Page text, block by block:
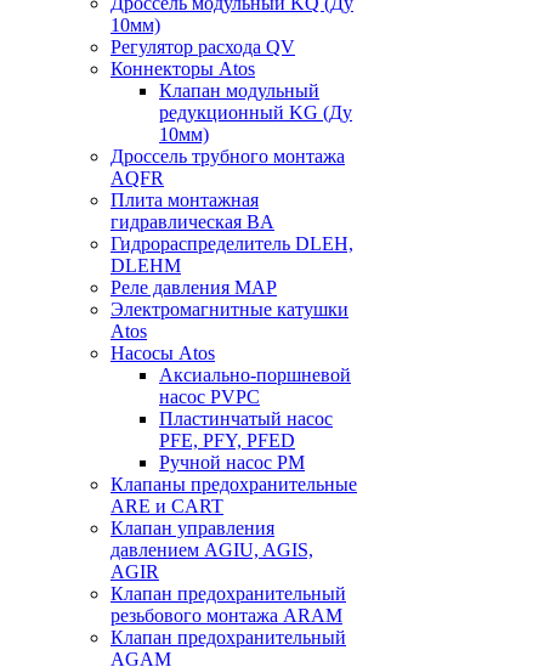
10мм)
Регулятор расхода QV
Коннекторы Atos
Клапан модульный
редукционный KG (Ду
10мм)
Дроссель трубного монтажа
AQFR
Плита монтажная
гидравлическая BA
Гидрораспределитель DLEH,
DLEHM
Реле давления MAP
Электромагнитные катушки
Atos
Насосы Atos
Аксиально-поршневой
насос PVPC
Пластинчатый насос
PFE, PFY, PFED
Ручной насос PM
Клапаны предохранительные
ARE и CART
Клапан управления
давлением AGIU, AGIS,
AGIR
Клапан предохранительный
резьбового монтажа ARAM
Клапан предохранительный
AGAM